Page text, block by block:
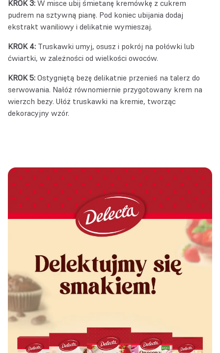
KROK 3: W misce ubij śmietanę kremówkę z cukrem
pudrem na sztywną pianę. Pod koniec ubijania dodaj
ekstrakt waniliowy i delikatnie wymieszaj.
KROK 4: Truskawki umyj, osusz i pokrój na połówki lub
ćwiartki, w zależności od wielkości owoców.
KROK 5: Ostygniętą bezę delikatnie przenieś na talerz do
serwowania. Nałóż równomiernie przygotowany krem na
wierzch bezy. Ułóż truskawki na kremie, tworząc
dekoracyjny wzór.